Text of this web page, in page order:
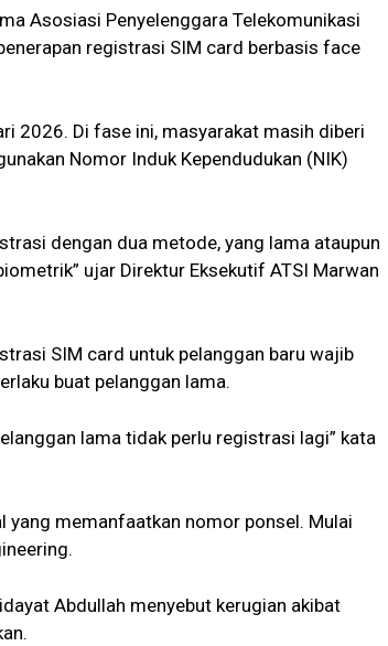
Asosiasi Penyelenggara Telekomunikasi
registrasi SIM card berbasis face
2026. Di fase ini, masyarakat masih diberi
Nomor Induk Kependudukan (NIK)
dengan dua metode, yang lama ataupun
ujar Direktur Eksekutif ATSI Marwan
SIM card untuk pelanggan baru wajib
buat pelanggan lama.
lama tidak perlu registrasi lagi” kata
yang memanfaatkan nomor ponsel. Mulai
Abdullah menyebut kerugian akibat